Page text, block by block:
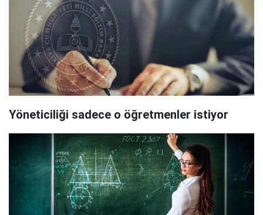
Yöneticiliği sadece o öğretmenler istiyor